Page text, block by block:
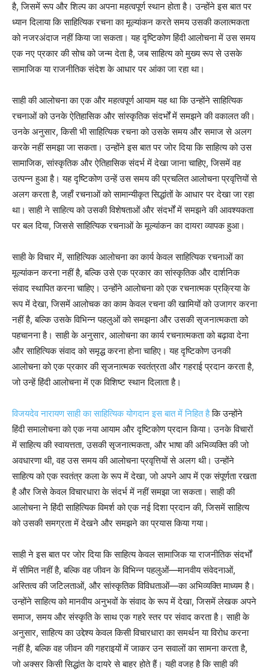
है, जिसमें रूप और शिल्प का अपना महत्वपूर्ण स्थान होता है। उन्होंने इस बात पर
ध्यान दिलाया कि साहित्यिक रचना का मूल्यांकन करते समय उसकी कलात्मकता
को नजरअंदाज नहीं किया जा सकता। यह दृष्टिकोण हिंदी आलोचना में उस समय
एक नए प्रकार की सोच को जन्म देता है, जब साहित्य को मुख्य रूप से उसके
सामाजिक या राजनीतिक संदेश के आधार पर आंका जा रहा था।
साही की आलोचना का एक और महत्वपूर्ण आयाम यह था कि उन्होंने साहित्यिक
रचनाओं को उनके ऐतिहासिक और सांस्कृतिक संदर्भों में समझने की वकालत की।
उनके अनुसार, किसी भी साहित्यिक रचना को उसके समय और समाज से अलग
करके नहीं समझा जा सकता। उन्होंने इस बात पर जोर दिया कि साहित्य को उस
सामाजिक, सांस्कृतिक और ऐतिहासिक संदर्भ में देखा जाना चाहिए, जिसमें वह
उत्पन्न हुआ है। यह दृष्टिकोण उन्हें उस समय की प्रचलित आलोचना प्रवृत्तियों से
अलग करता है, जहाँ रचनाओं को सामान्यीकृत सिद्धांतों के आधार पर देखा जा रहा
था। साही ने साहित्य को उसकी विशेषताओं और संदर्भों में समझने की आवश्यकता
पर बल दिया, जिससे साहित्यिक रचनाओं के मूल्यांकन का दायरा व्यापक हुआ।
साही के विचार में, साहित्यिक आलोचना का कार्य केवल साहित्यिक रचनाओं का
मूल्यांकन करना नहीं है, बल्कि उसे एक प्रकार का सांस्कृतिक और दार्शनिक
संवाद स्थापित करना चाहिए। उन्होंने आलोचना को एक रचनात्मक प्रक्रिया के
रूप में देखा, जिसमें आलोचक का काम केवल रचना की खामियों को उजागर करना
नहीं है, बल्कि उसके विभिन्न पहलुओं को समझना और उसकी सृजनात्मकता को
पहचानना है। साही के अनुसार, आलोचना का कार्य रचनात्मकता को बढ़ावा देना
और साहित्यिक संवाद को समृद्ध करना होना चाहिए। यह दृष्टिकोण उनकी
आलोचना को एक प्रकार की सृजनात्मक स्वतंत्रता और गहराई प्रदान करता है,
जो उन्हें हिंदी आलोचना में एक विशिष्ट स्थान दिलाता है।
विजयदेव नारायण साही का साहित्यिक योगदान इस बात में निहित हैकि उन्होंने
हिंदी समालोचना को एक नया आयाम और दृष्टिकोण प्रदान किया। उनके विचारों
में साहित्य की स्वायत्तता, उसकी सृजनात्मकता, और भाषा की अभिव्यक्ति की जो
अवधारणा थी, वह उस समय की आलोचना प्रवृत्तियों से अलग थी। उन्होंने
साहित्य को एक स्वतंत्र कला के रूप में देखा, जो अपने आप में एक संपूर्णता रखता
है और जिसे केवल विचारधारा के संदर्भ में नहीं समझा जा सकता। साही की
आलोचना ने हिंदी साहित्यिक विमर्श को एक नई दिशा प्रदान की, जिसमें साहित्य
को उसकी समग्रता में देखने और समझने का प्रयास किया गया।
साही ने इस बात पर जोर दिया कि साहित्य केवल सामाजिक या राजनीतिक संदर्भों
में सीमित नहीं है, बल्कि वह जीवन के विभिन्न पहलुओं—मानवीय संवेदनाओं,
अस्तित्व की जटिलताओं, और सांस्कृतिक विविधताओं—का अभिव्यक्ति माध्यम है।
उन्होंने साहित्य को मानवीय अनुभवों के संवाद के रूप में देखा, जिसमें लेखक अपने
समाज, समय और संस्कृति के साथ एक गहरे स्तर पर संवाद करता है। साही के
अनुसार, साहित्य का उद्देश्य केवल किसी विचारधारा का समर्थन या विरोध करना
नहीं है, बल्कि वह जीवन की गहराइयों में जाकर उन सवालों का सामना करता है,
जो अक्सर किसी सिद्धांत के दायरे से बाहर होते हैं। यही वजह है कि साही की